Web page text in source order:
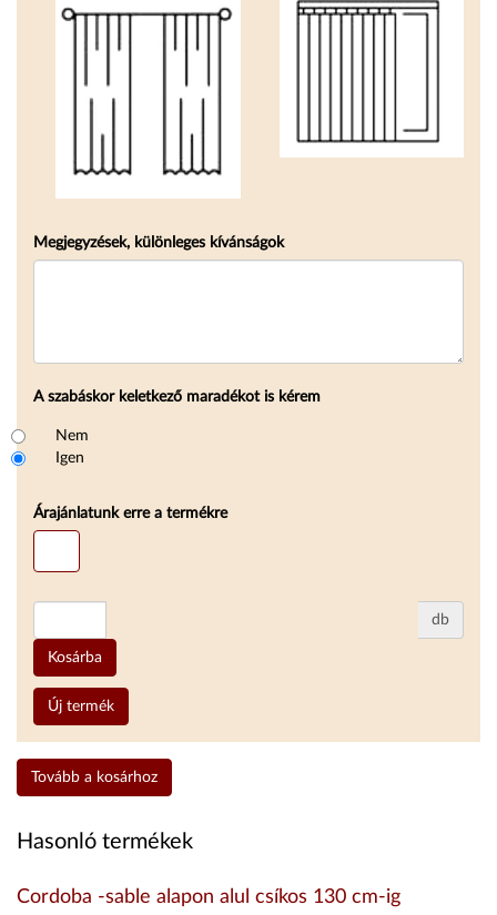
Megjegyzések, különleges kívánságok
A szabáskor keletkező maradékot is kérem
A szabáskor keletkező maradékot is kérem
Nem
Igen
Árajánlatunk erre a termékre
db
Kosárba
Új termék
Tovább a kosárhoz
Hasonló termékek
Cordoba -sable alapon alul csíkos 130 cm-ig